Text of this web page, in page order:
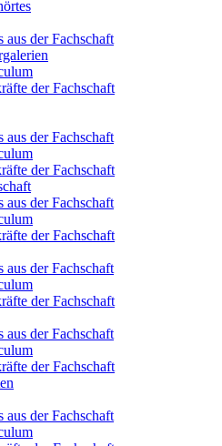
aus der Fachschaft
der Fachschaft
aus der Fachschaft
der Fachschaft
aus der Fachschaft
der Fachschaft
aus der Fachschaft
der Fachschaft
aus der Fachschaft
der Fachschaft
aus der Fachschaft